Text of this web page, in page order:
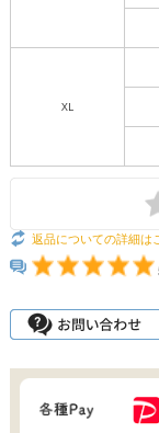
XL
返品についての詳細は